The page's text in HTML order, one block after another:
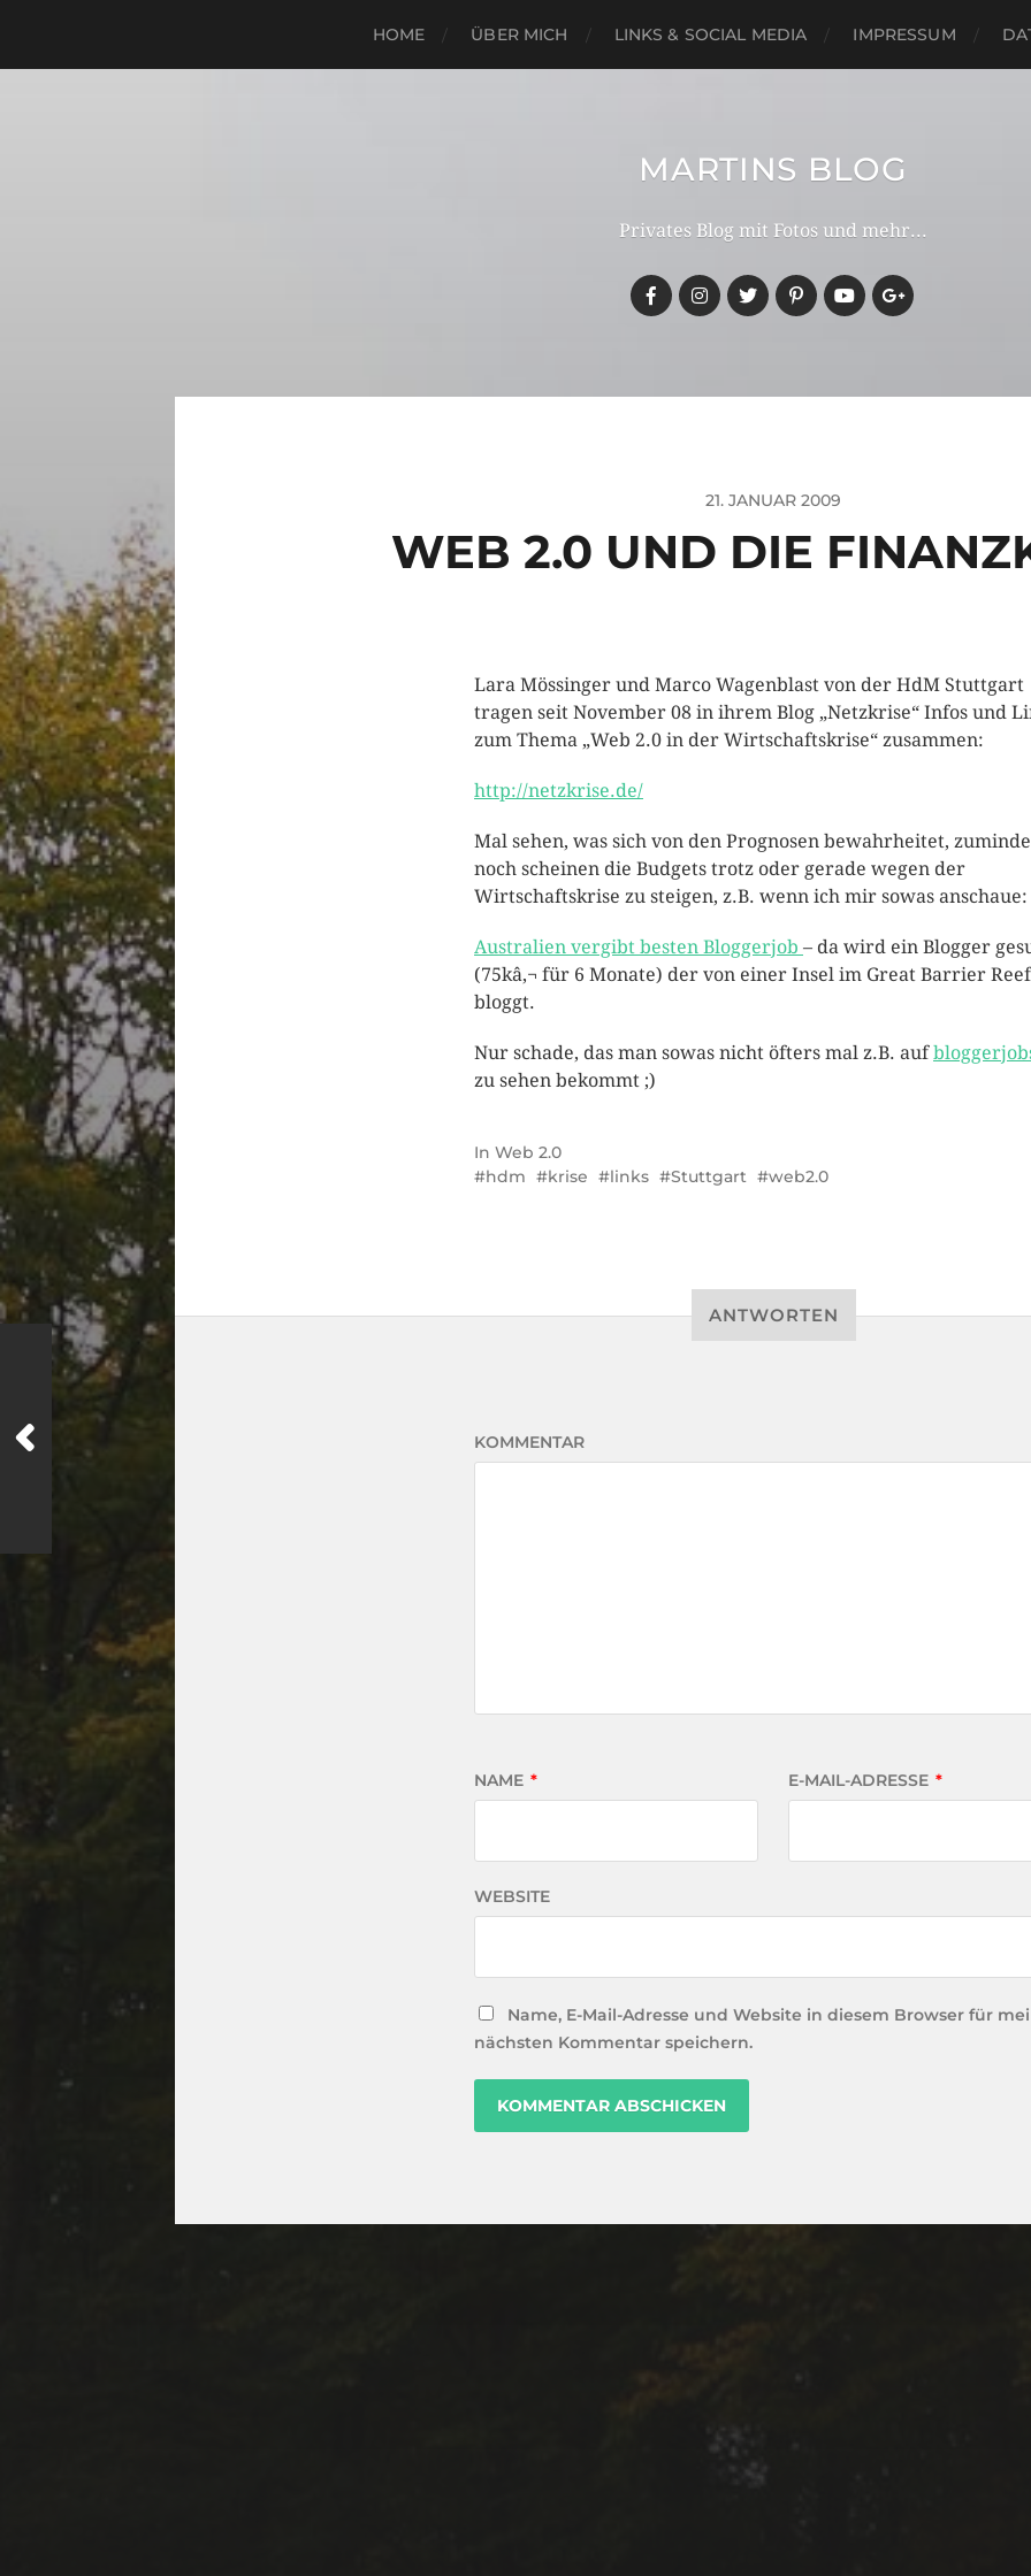
HOME ÜBER MICH LINKS & SOCIAL MEDIA IMPRESSUM
MARTINS BLOG
Privates Blog mit Fotos und mehr...
21. JANUAR 2009
WEB 2.0 UND DIE
Lara Mössinger und Marco Wagenblast von der HdM Stuttgart
tragen seit November 08 in ihrem Blog „Netzkrise“ Infos und
zum Thema „Web 2.0 in der Wirtschaftskrise“ zusammen:
http://netzkrise.de/
Mal sehen, was sich von den Prognosen bewahrheitet,
noch scheinen die Budgets trotz oder gerade wegen der
Wirtschaftskrise zu steigen, z.B. wenn ich mir sowas anschaue:
Australien vergibt besten Bloggerjob – da wird ein Blogger
(75kâ‚¬ für 6 Monate) der von einer Insel im Great Barrier Reef
bloggt.
Nur schade, das man sowas nicht öfters mal z.B. auf
zu sehen bekommt ;)
In Web 2.0
hdm
krise links Stuttgart web2.0
ANTWORTEN
KOMMENTAR
NAME * E-MAIL-ADRESSE *
WEBSITE
Name, E-Mail-Adresse und Website in diesem Browser für
nächsten Kommentar speichern.